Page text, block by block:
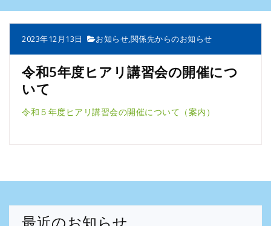
2023年12月13日 お知らせ,関係先からのお知らせ
令和5年度ヒアリ講習会の開催につ
いて
令和５年度ヒアリ講習会の開催について（案内）